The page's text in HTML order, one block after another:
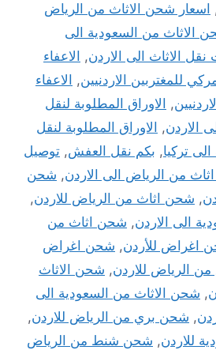
اسعار شحن الاثاث من الرياض
الاثاث من السعودية الى
الاثاث الى الاردن,
الاعفاء
للمغتربين الاردنيين,
الاعفاء
,
الاوراق المطلوبة لنقل
الاردن,
الاوراق المطلوبة لنقل
تركيا, بكم نقل العفش, توصيل
من الرياض الى الاردن, شحن
, شحن اثاث من الرياض للاردن,
الى الاردن, شحن اثاث من
اغراض للأردن, شحن اغراض
الرياض للاردن, شحن الاثاث
, شحن الاثاث من السعودية الى
, شحن بري من الرياض للاردن,
للاردن, شحن شنط من الرياض